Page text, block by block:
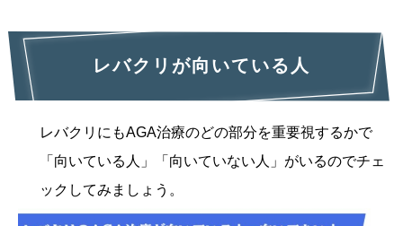
レバクリが向いている人
レバクリにもAGA治療のどの部分を重要視するかで
「向いている人」「向いていない人」がいるのでチェ
ックしてみましょう。